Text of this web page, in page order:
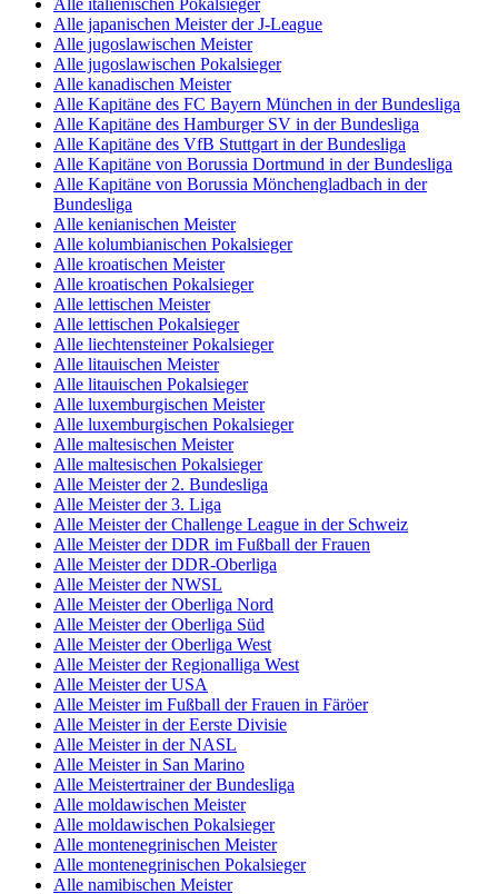
Alle italienischen Pokalsieger
Alle japanischen Meister der J-League
Alle jugoslawischen Meister
Alle jugoslawischen Pokalsieger
Alle kanadischen Meister
Alle Kapitäne des FC Bayern München in der Bundesliga
Alle Kapitäne des Hamburger SV in der Bundesliga
Alle Kapitäne des VfB Stuttgart in der Bundesliga
Alle Kapitäne von Borussia Dortmund in der Bundesliga
Alle Kapitäne von Borussia Mönchengladbach in der
Bundesliga
Alle kenianischen Meister
Alle kolumbianischen Pokalsieger
Alle kroatischen Meister
Alle kroatischen Pokalsieger
Alle lettischen Meister
Alle lettischen Pokalsieger
Alle liechtensteiner Pokalsieger
Alle litauischen Meister
Alle litauischen Pokalsieger
Alle luxemburgischen Meister
Alle luxemburgischen Pokalsieger
Alle maltesischen Meister
Alle maltesischen Pokalsieger
Alle Meister der 2. Bundesliga
Alle Meister der 3. Liga
Alle Meister der Challenge League in der Schweiz
Alle Meister der DDR im Fußball der Frauen
Alle Meister der DDR-Oberliga
Alle Meister der NWSL
Alle Meister der Oberliga Nord
Alle Meister der Oberliga Süd
Alle Meister der Oberliga West
Alle Meister der Regionalliga West
Alle Meister der USA
Alle Meister im Fußball der Frauen in Färöer
Alle Meister in der Eerste Divisie
Alle Meister in der NASL
Alle Meister in San Marino
Alle Meistertrainer der Bundesliga
Alle moldawischen Meister
Alle moldawischen Pokalsieger
Alle montenegrinischen Meister
Alle montenegrinischen Pokalsieger
Alle namibischen Meister